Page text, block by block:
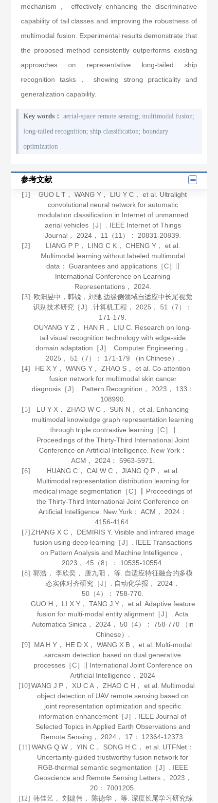
mechanism， effectively enhancing the discriminative
capability of tail classes and improving the robustness of
multimodal fusion. Experimental results demonstrate that
the proposed method consistently outperforms existing
approaches on representative long-tailed ship
recognition tasks， showing strong practicality and
generalization capability.
Key words： aerial-space remote sensing;multimodal fusion;
long-tailed recognition;ship classification;boundary
optimization
参考文献
[1]
GUO L T， WANG Y， LIU Y C， et al. Ultralight
convolutional neural network for automatic
modulation classification in Internet of unmanned
aerial vehicles［J］. IEEE Internet of Things
Journal， 2024， 11 （11）： 20831-20839.
[2]
LIANG P P， LING C K， CHENG Y， et al.
Multimodal learning without labeled multimodal
data： Guarantees and applications［C］∥
International Conference on Learning
Representations， 2024.
[3]
欧阳昱中，韩锐，刘驰.边缘侧领域自适应中长尾视觉
识别技术研究［J］.计算机工程 ， 2025 ， 51
（7）：
171-179.
OUYANG Y Z， HAN R， LIU C. Research on long-
tail visual recognition technology with edge-side
domain adaptation［J］. Computer Engineering ，
2025 ， 51 （7）： 171-179 （in Chinese）.
[4]
HE X Y， WANG Y， ZHAO S， et al. Co-attention
fusion network for multimodal skin cancer
diagnosis［J］. Pattern Recognition ， 2023 ， 133 ：
108990.
[5]
LU Y X， ZHAO W C， SUN N， et al. Enhancing
multimodal knowledge graph representation learning
through triple contrastive learning［C］∥
Proceedings of the Thirty-Third International Joint
Conference on Artificial Intelligence. New York：
ACM， 2024： 5963-5971.
[6]
HUANG C， CAI W C， JIANG Q P， et al.
Multimodal representation distribution learning for
medical image segmentation［C］∥ Proceedings of
the Thirty-Third International Joint Conference on
Artificial Intelligence. New York： ACM， 2024 ：
4156-4164.
[7] ZHANG X C， DEMIRIS Y. Visible and infrared image
fusion using deep learning［J］. IEEE Transactions
on Pattern Analysis and Machine Intelligence ，
2023 ，45 （8）： 10535-10554.
[8] 郭浩， 李欣奕， 唐九阳， 等. 自适应特征融合的多模
态实体对齐研究［J］. 自动化学报 ， 2024 ，
50 （4）： 758-770.
GUO H， LI X Y， TANG J Y， et al. Adaptive feature
fusion for multi-modal entity alignment［J］.Acta
Automatica Sinica ， 2024 ， 50 （4）： 758-770 （in
Chinese）.
[9]
MA H Y， HE D X， WANG X B， et al. Multi-modal
sarcasm detection based on dual generative
processes［C］∥ International Joint Conference on
Artificial Intelligence， 2024
[10] WANG J P， XU C A， ZHAO C H， et al. Multimodal
object detection of UAV remote sensing based on
joint representation optimization and specific
information enhancement［J］. IEEE Journal of
Selected Topics in Applied Earth Observations and
Remote Sensing ， 2024， 17 ： 12364-12373.
[11] WANG Q W， YIN C， SONG H C， et al. UTFNet：
Uncertainty-guided trustworthy fusion network for
RGB-thermal semantic segmentation［J］. IEEE
Geoscience and Remote Sensing Letters， 2023 ，
20： 7001205.
[12] 韩佳艺， 刘建伟， 陈德华， 等. 深度长尾学习研究综